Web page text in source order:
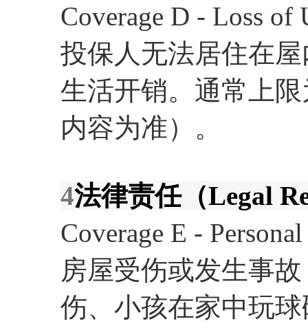
Coverage D - Loss
投保人无法居住在
生活开销。通常上
内容为准）。
4法律责任（Legal
Coverage E -
房屋受伤或发生事
伤、小孩在家中玩